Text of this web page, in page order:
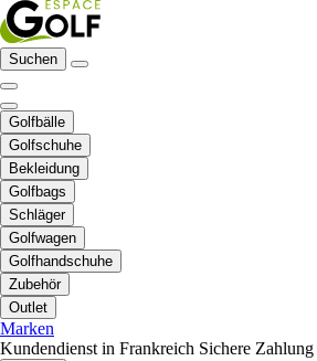
Suchen
Golfbälle
Golfschuhe
Bekleidung
Golfbags
Schläger
Golfwagen
Golfhandschuhe
Zubehör
Outlet
Marken
Kundendienst in Frankreich Sichere Zahlung